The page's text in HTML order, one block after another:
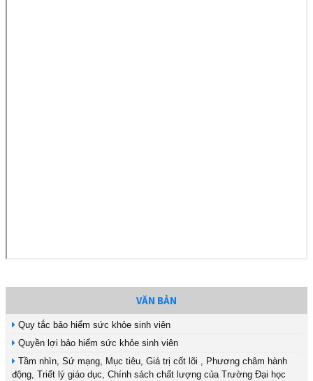
VĂN BẢN
Quy tắc bảo hiểm sức khỏe sinh viên
Quyền lợi bảo hiểm sức khỏe sinh viên
Tầm nhìn, Sứ mạng, Mục tiêu, Giá trị cốt lõi , Phương châm hành
động, Triết lý giáo dục, Chính sách chất lượng của Trường Đại học